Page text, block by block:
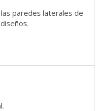
paredes laterales de